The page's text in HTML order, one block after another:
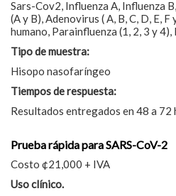
Sars-Cov2, Influenza A, Influenza
(A y B), Adenovirus ( A, B, C, D, E,
humano, Parainfluenza (1, 2, 3 y 4),
Tipo de muestra:
Hisopo nasofaríngeo
Tiempos de respuesta:
Resultados entregados en 48 a 72
Prueba rápida para SARS-CoV-2
Costo ¢21,000 + IVA
Uso clínico.